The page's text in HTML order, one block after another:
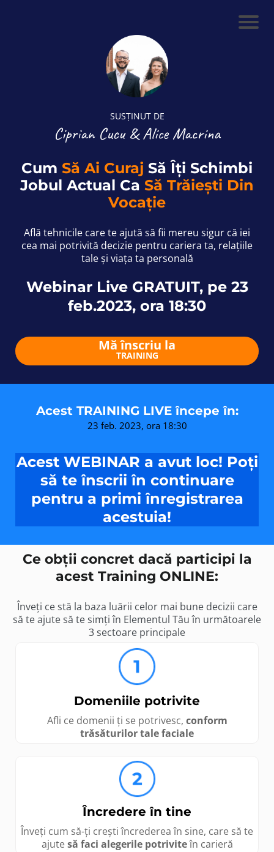
SUSȚINUT DE
Ciprian Cucu & Alice Macrina
Cum Să Ai Curaj Să Îți Schimbi
Jobul Actual Ca Să Trăiești Din
Vocație
Află tehnicile care te ajută să fii mereu sigur că iei
cea mai potrivită decizie pentru cariera ta, relațiile
tale și viața ta personală
Webinar Live GRATUIT, pe 23
feb.2023, ora 18:30
Mă înscriu la
TRAINING
Acest TRAINING LIVE începe în:
23 feb. 2023, ora 18:30
Acest WEBINAR a avut loc! Poți
să te înscrii în continuare
pentru a primi înregistrarea
acestuia!
Ce obții concret dacă participi la
acest Training ONLINE:
Înveți ce stă la baza luării celor mai bune decizii care
să te ajute să te simți în Elementul Tău în următoarele
3 sectoare principale
Domeniile potrivite
Afli ce domenii ți se potrivesc, conform
trăsăturilor tale faciale
Încredere în tine
Înveți cum să-ți crești încrederea în sine, care să te
ajutesă faci alegerile potriviteîn carieră